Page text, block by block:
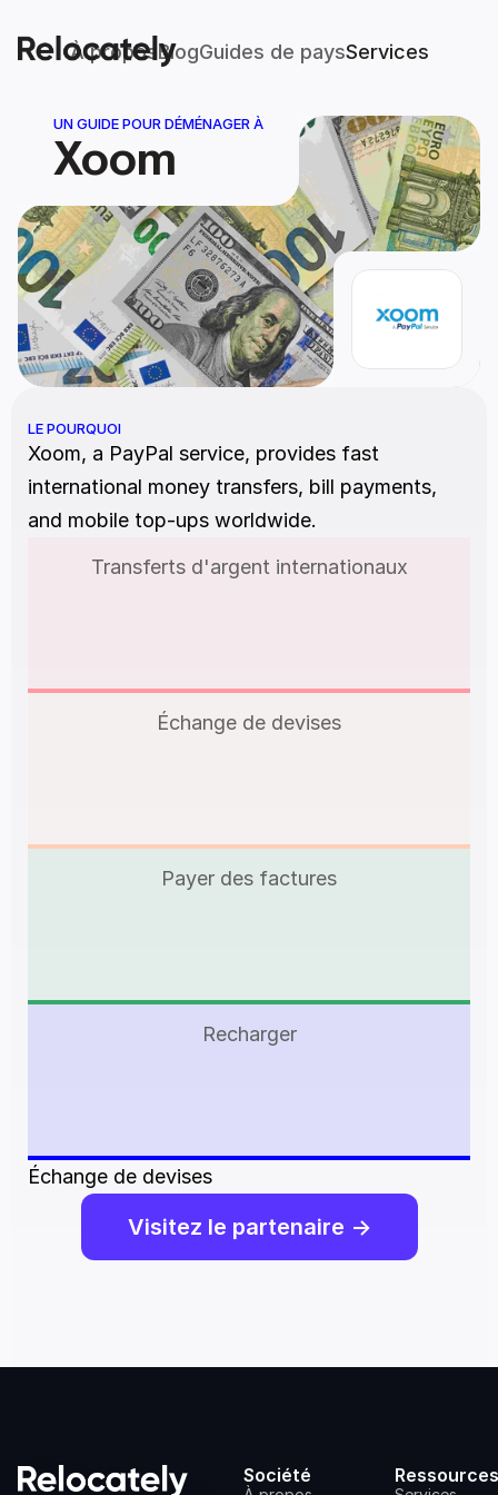
À propos BlogGuides de paysServices
UN GUIDE POUR DÉMÉNAGER À
Xoom
LE POURQUOI
Xoom, a PayPal service, provides fast
international money transfers, bill payments,
and mobile top-ups worldwide.
Transferts d'argent internationaux
Échange de devises
Payer des factures
Recharger
Échange de devises
Visitez le partenaire ->
Société Ressources